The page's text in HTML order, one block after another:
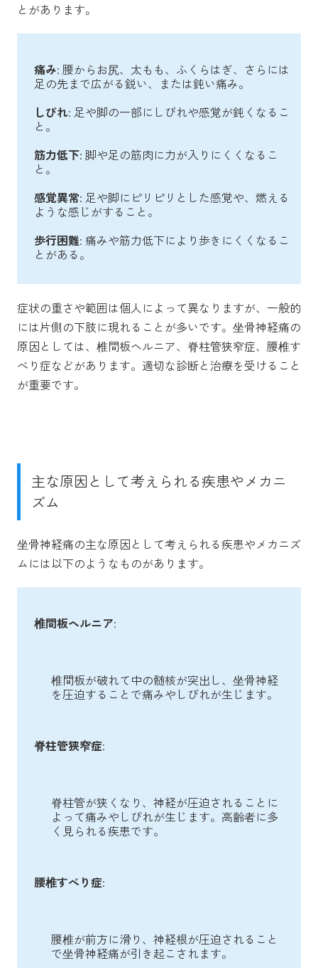
とがあります。
痛み: 腰からお尻、太もも、ふくらはぎ、さらには
足の先まで広がる鋭い、または鈍い痛み。
しびれ: 足や脚の一部にしびれや感覚が鈍くなるこ
と。
筋力低下: 脚や足の筋肉に力が入りにくくなるこ
と。
感覚異常: 足や脚にピリピリとした感覚や、燃える
ような感じがすること。
歩行困難: 痛みや筋力低下により歩きにくくなるこ
とがある。
症状の重さや範囲は個人によって異なりますが、一般的
には片側の下肢に現れることが多いです。坐骨神経痛の
原因としては、椎間板ヘルニア、脊柱管狭窄症、腰椎す
べり症などがあります。適切な診断と治療を受けること
が重要です。
主な原因として考えられる疾患やメカニ
ズム
坐骨神経痛の主な原因として考えられる疾患やメカニズ
ムには以下のようなものがあります。
椎間板ヘルニア:
椎間板が破れて中の髄核が突出し、坐骨神経
を圧迫することで痛みやしびれが生じます。
脊柱管狭窄症:
脊柱管が狭くなり、神経が圧迫されることに
よって痛みやしびれが生じます。高齢者に多
く見られる疾患です。
腰椎すべり症:
腰椎が前方に滑り、神経根が圧迫されること
で坐骨神経痛が引き起こされます。